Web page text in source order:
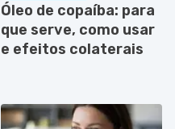
Óleo de copaíba: para
que serve, como usar
e efeitos colaterais